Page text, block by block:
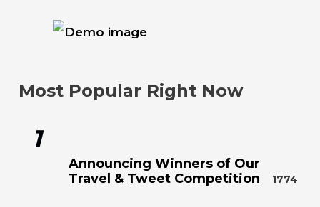
Most Popular Right Now
1
Announcing Winners of Our
Travel & Tweet Competition
1774